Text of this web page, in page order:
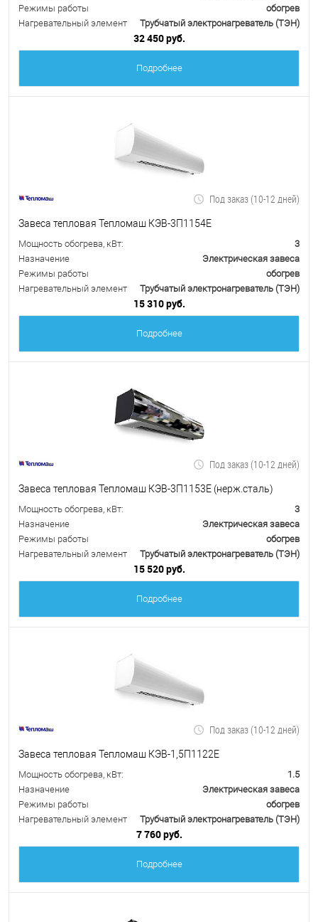
Режимы работы
обогрев
Нагревательный элемент
Трубчатый электронагреватель (ТЭН)
32 450 руб.
Подробнее
Под заказ (10-12 дней)
Завеса тепловая Тепломаш КЭВ-3П1154Е
Мощность обогрева, кВт:
3
Назначение
Электрическая завеса
Режимы работы
обогрев
Нагревательный элемент
Трубчатый электронагреватель (ТЭН)
15 310 руб.
Подробнее
Под заказ (10-12 дней)
Завеса тепловая Тепломаш КЭВ-3П1153Е (нерж.сталь)
Мощность обогрева, кВт:
3
Назначение
Электрическая завеса
Режимы работы
обогрев
Нагревательный элемент
Трубчатый электронагреватель (ТЭН)
15 520 руб.
Подробнее
Под заказ (10-12 дней)
Завеса тепловая Тепломаш КЭВ-1,5П1122Е
Мощность обогрева, кВт:
1.5
Назначение
Электрическая завеса
Режимы работы
обогрев
Нагревательный элемент
Трубчатый электронагреватель (ТЭН)
7 760 руб.
Подробнее